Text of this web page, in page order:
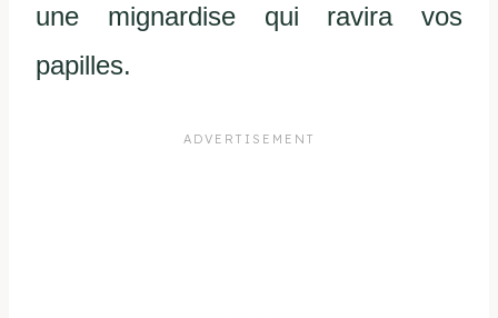
une mignardise qui ravira vos
papilles.